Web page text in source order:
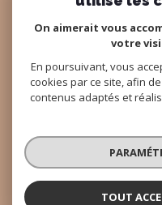
© 2026 | TOUS DROITS
PLAN DU SITE
On aimerait vous
votre
En poursuivant, vous
cookies par ce site, afin
contenus adaptés et
TOUT